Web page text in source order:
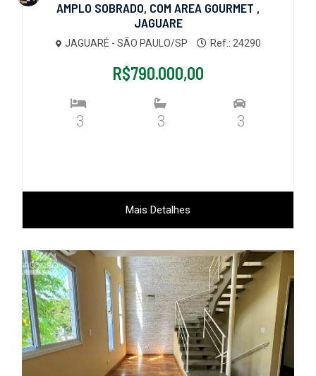
AMPLO SOBRADO, COM AREA GOURMET ,
JAGUARE
JAGUARÉ - SÃO PAULO/SP Ref.: 24290
R$790.000,00
3 3 3
Mais Detalhes